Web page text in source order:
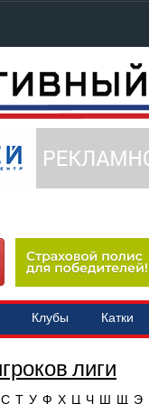
Клубы Катки
лиги
С Т У Ф Х Ц Ч Ш Щ Э